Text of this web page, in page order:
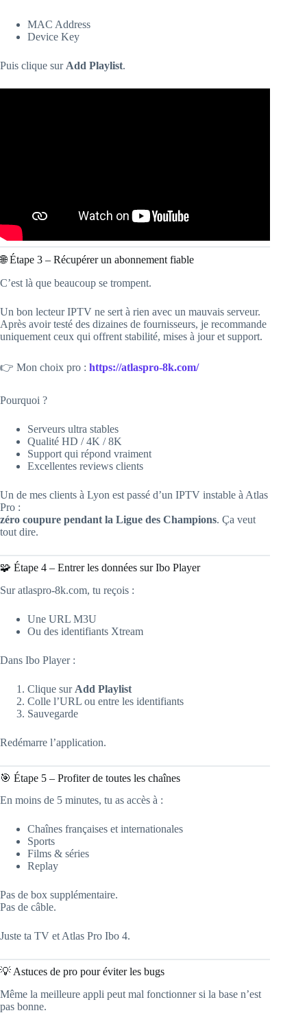
MAC Address
Device Key
Puis clique sur Add Playlist.
🌐 Étape 3 – Récupérer un abonnement fiable
C’est là que beaucoup se trompent.
Un bon lecteur IPTV ne sert à rien avec un mauvais serveur.
Après avoir testé des dizaines de fournisseurs, je recommande
uniquement ceux qui offrent stabilité, mises à jour et support.
👉 Mon choix pro : https://atlaspro-8k.com/
Pourquoi ?
Serveurs ultra stables
Qualité HD / 4K / 8K
Support qui répond vraiment
Excellentes reviews clients
Un de mes clients à Lyon est passé d’un IPTV instable à Atlas
Pro :
zéro coupure pendant la Ligue des Champions. Ça veut
tout dire.
🧩 Étape 4 – Entrer les données sur Ibo Player
Sur atlaspro-8k.com, tu reçois :
Une URL M3U
Ou des identifiants Xtream
Dans Ibo Player :
Clique sur Add Playlist
Colle l’URL ou entre les identifiants
Sauvegarde
Redémarre l’application.
🎯 Étape 5 – Profiter de toutes les chaînes
En moins de 5 minutes, tu as accès à :
Chaînes françaises et internationales
Sports
Films & séries
Replay
Pas de box supplémentaire.
Pas de câble.
Juste ta TV et Atlas Pro Ibo 4.
💡 Astuces de pro pour éviter les bugs
Même la meilleure appli peut mal fonctionner si la base n’est
pas bonne.